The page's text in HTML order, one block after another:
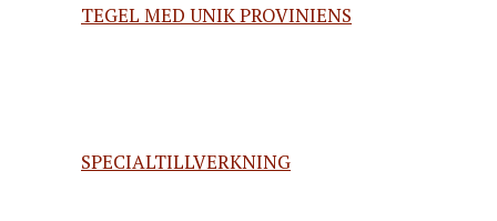
TEGEL MED UNIK PROVINIENS
SPECIALTILLVERKNING